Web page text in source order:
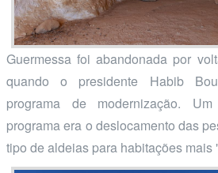
Guermessa foi abandonada por
quando o presidente Habib
programa de modernização.
programa era o deslocamento das
tipo de aldeias para habitações mais